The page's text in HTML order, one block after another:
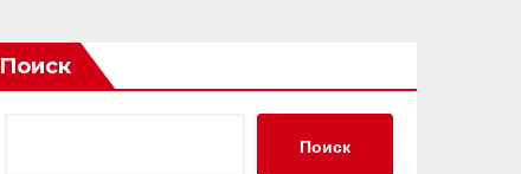
Поиск
Поиск